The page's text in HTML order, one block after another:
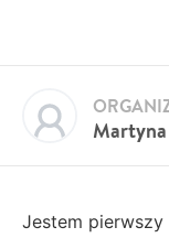
Martyna
Jestem